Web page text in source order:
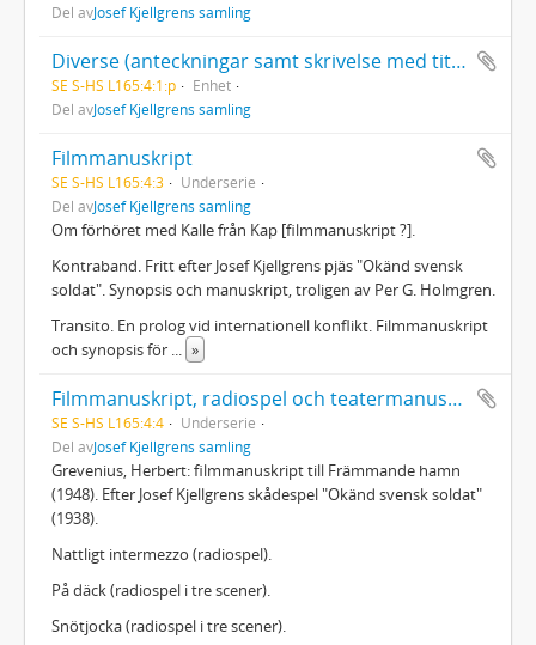
Del avJosef Kjellgrens samling
Diverse (anteckningar samt skrivelse med titeln Söderhem, 1932)
SE S-HS L165:4:1:p
Enhet
Del avJosef Kjellgrens samling
Filmmanuskript
SE S-HS L165:4:3
Underserie
Del avJosef Kjellgrens samling
Om förhöret med Kalle från Kap [filmmanuskript ?].
Kontraband. Fritt efter Josef Kjellgrens pjäs "Okänd svensk
soldat". Synopsis och manuskript, troligen av Per G. Holmgren.
Transito. En prolog vid internationell konflikt. Filmmanuskript
och synopsis för
»
Filmmanuskript, radiospel och teatermanuskript
SE S-HS L165:4:4
Underserie
Del avJosef Kjellgrens samling
Grevenius, Herbert: filmmanuskript till Främmande hamn
(1948). Efter Josef Kjellgrens skådespel "Okänd svensk soldat"
(1938).
Nattligt intermezzo (radiospel).
På däck (radiospel i tre scener).
Snötjocka (radiospel i tre scener).